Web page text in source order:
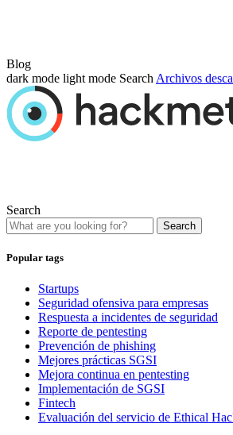
Blog
dark mode light mode Search Archivos
Search
Search
Popular tags
Startups
Seguridad ofensiva para empresas
Respuesta a incidentes de seguridad
Reporte de pentesting
Prevención de phishing
Mejores prácticas SGSI
Mejora continua en pentesting
Implementación de SGSI
Fintech
Evaluación del servicio de Ethical